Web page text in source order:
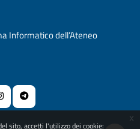
sito, accetti l'utilizzo dei cookie:
x
Informatico dell’Ateneo